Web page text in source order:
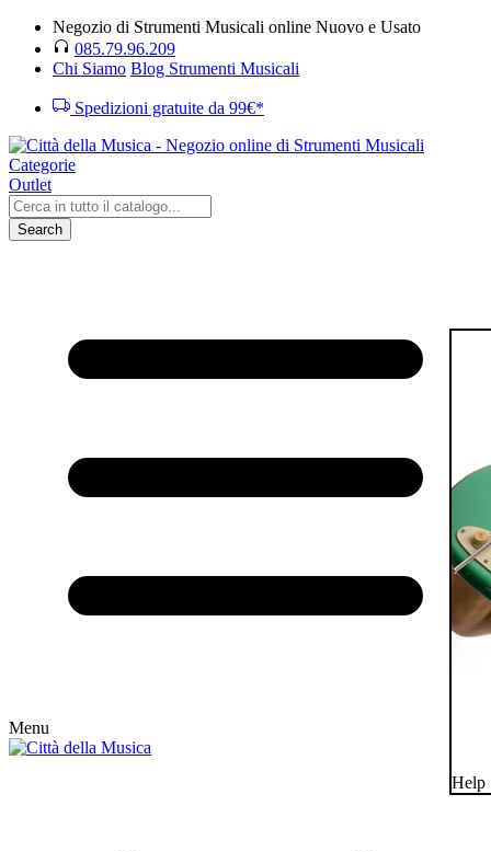
Negozio di Strumenti Musicali online Nuovo e Usato
085.79.96.209
Chi Siamo Blog Strumenti Musicali
Spedizioni gratuite da 99€*
Categorie
Outlet
Search
Menu
Help